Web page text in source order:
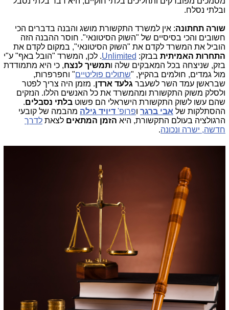
ובלתי נסלח.
שורה תחתונה: אין למשרד התקשורת מושג והבנה בדברים הכי
חשובים והכי בסיסיים של "השוק הסיטונאי". חוסר ההבנה הזה
הוביל את המשרד לקדם את "השוק הסיטונאי", במקום לקדם את
התחרות האמיתית בבזק: Unlimited. לכן, המשרד "הובל באף" ע"י
בזק, שניצחה בכל המאבקים שלה ותמשיך לנצח, כי היא מתמודדת
מול גמדים, חולמים בהקיץ, "שתולים פוליטיים" וחפרפרות,
שבראשן עמד השר לשעבר גלעד ארדן. מזמן היה צריך לפטר
ולסלק משוק התקשורת ומהמשרד את כל האנשים הללו. הנזקים
שהם עשו לשוק התקשורת הישראלי הם פשוט בלתי נסבלים.
ההסתלקות של אבי ברגר ופרופ' דיויד גילה מהבמה של קובעי
הרגולציה בעולם התקשורת, היא הזמן המתאים לצאת לדרך
חדשה, ישרה ונכונה.